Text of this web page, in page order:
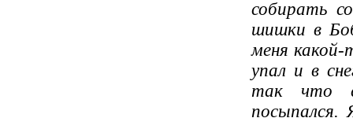
собирать
шишки в
меня какой-
упал и в
так что
посыпался.